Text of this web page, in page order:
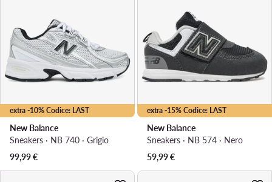
extra -10% Codice: LAST
New Balance
Sneakers · NB 740 · Grigio
99,99€
extra -15% Codice: LAST
New Balance
Sneakers · NB 574 · Nero
59,99€